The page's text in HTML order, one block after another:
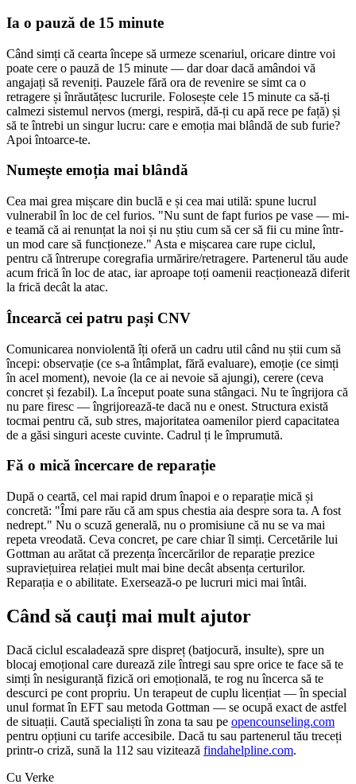
Ia o pauză de 15 minute
Când simți că cearta începe să urmeze scenariul, oricare dintre voi
poate cere o pauză de 15 minute — dar doar dacă amândoi vă
angajați să reveniți. Pauzele fără ora de revenire se simt ca o
retragere și înrăutățesc lucrurile. Folosește cele 15 minute ca să-ți
calmezi sistemul nervos (mergi, respiră, dă-ți cu apă rece pe față) și
să te întrebi un singur lucru: care e emoția mai blândă de sub furie?
Apoi întoarce-te.
Numește emoția mai blândă
Cea mai grea mișcare din buclă e și cea mai utilă: spune lucrul
vulnerabil în loc de cel furios. "Nu sunt de fapt furios pe vase — mi-
e teamă că ai renunțat la noi și nu știu cum să cer să fii cu mine într-
un mod care să funcționeze." Asta e mișcarea care rupe ciclul,
pentru că întrerupe coregrafia urmărire/retragere. Partenerul tău aude
acum frică în loc de atac, iar aproape toți oamenii reacționează diferit
la frică decât la atac.
Încearcă cei patru pași CNV
Comunicarea nonviolentă îți oferă un cadru util când nu știi cum să
începi: observație (ce s-a întâmplat, fără evaluare), emoție (ce simți
în acel moment), nevoie (la ce ai nevoie să ajungi), cerere (ceva
concret și fezabil). La început poate suna stângaci. Nu te îngrijora că
nu pare firesc — îngrijorează-te dacă nu e onest. Structura există
tocmai pentru că, sub stres, majoritatea oamenilor pierd capacitatea
de a găsi singuri aceste cuvinte. Cadrul ți le împrumută.
Fă o mică încercare de reparație
După o ceartă, cel mai rapid drum înapoi e o reparație mică și
concretă: "Îmi pare rău că am spus chestia aia despre sora ta. A fost
nedrept." Nu o scuză generală, nu o promisiune că nu se va mai
repeta vreodată. Ceva concret, pe care chiar îl simți. Cercetările lui
Gottman au arătat că prezența încercărilor de reparație prezice
supraviețuirea relației mult mai bine decât absența certurilor.
Reparația e o abilitate. Exersează-o pe lucruri mici mai întâi.
Când să cauți mai mult ajutor
Dacă ciclul escaladează spre dispreț (batjocură, insulte), spre un
blocaj emoțional care durează zile întregi sau spre orice te face să te
simți în nesiguranță fizică ori emoțională, te rog nu încerca să te
descurci pe cont propriu. Un terapeut de cuplu licențiat — în special
unul format în EFT sau metoda Gottman — se ocupă exact de astfel
de situații. Caută specialiști în zona ta sau pe opencounseling.com
pentru opțiuni cu tarife accesibile. Dacă tu sau partenerul tău treceți
printr-o criză, sună la 112 sau vizitează findahelpline.com.
Cu Verke